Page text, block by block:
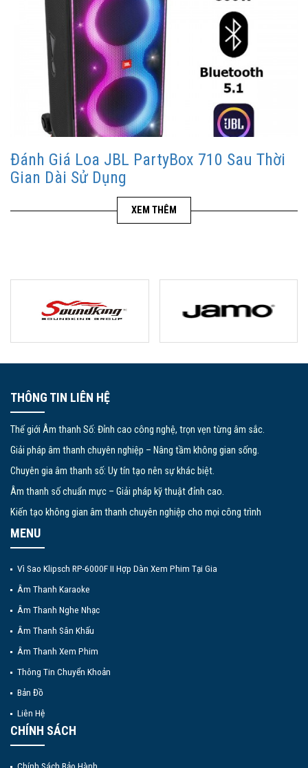
Đánh Giá Loa JBL PartyBox 710 Sau Thời
Gian Dài Sử Dụng
XEM THÊM
THÔNG TIN LIÊN HỆ
Thế giới Âm thanh Số: Đỉnh cao công nghệ, trọn vẹn từng âm sắc.
Giải pháp âm thanh chuyên nghiệp – Nâng tầm không gian sống.
Chuyên gia âm thanh số: Uy tín tạo nên sự khác biệt.
Âm thanh số chuẩn mực – Giải pháp kỹ thuật đỉnh cao.
Kiến tạo không gian âm thanh chuyên nghiệp cho mọi công trình
MENU
Vì Sao Klipsch RP-6000F II Hợp Dàn Xem Phim Tại Gia
Âm Thanh Karaoke
Âm Thanh Nghe Nhạc
Âm Thanh Sân Khấu
Âm Thanh Xem Phim
Thông Tin Chuyển Khoản
Bản Đồ
Liên Hệ
CHÍNH SÁCH
Chính Sách Bảo Hành